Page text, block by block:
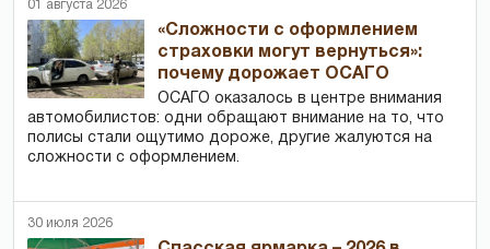
01 августа 2026
«Сложности с оформлением
страховки могут вернуться»:
почему дорожает ОСАГО
ОСАГО оказалось в центре внимания
автомобилистов: одни обращают внимание на то, что
полисы стали ощутимо дороже, другие жалуются на
сложности с оформлением.
30 июля 2026